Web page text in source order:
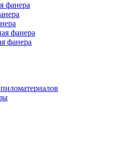
фанера
фанера
фанера